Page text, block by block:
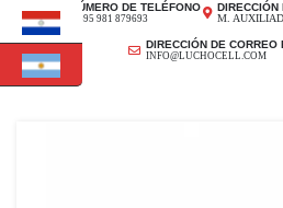
NÚMERO DE TELÉFONO
+ 595 981 879693
DIRECCIÓN
M.
DIRECCIÓN DE CORREO
INFO@LUCHOCELL.COM